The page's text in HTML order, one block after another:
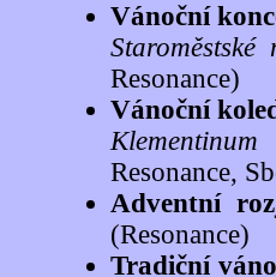
Vánoční
Resonance)
Vánoční
Klementinum
Resonance,
Adventní
(Resonance)
Tradiční